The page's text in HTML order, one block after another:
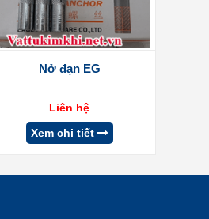
Nở đạn EG
Liên hệ
Xem chi tiết